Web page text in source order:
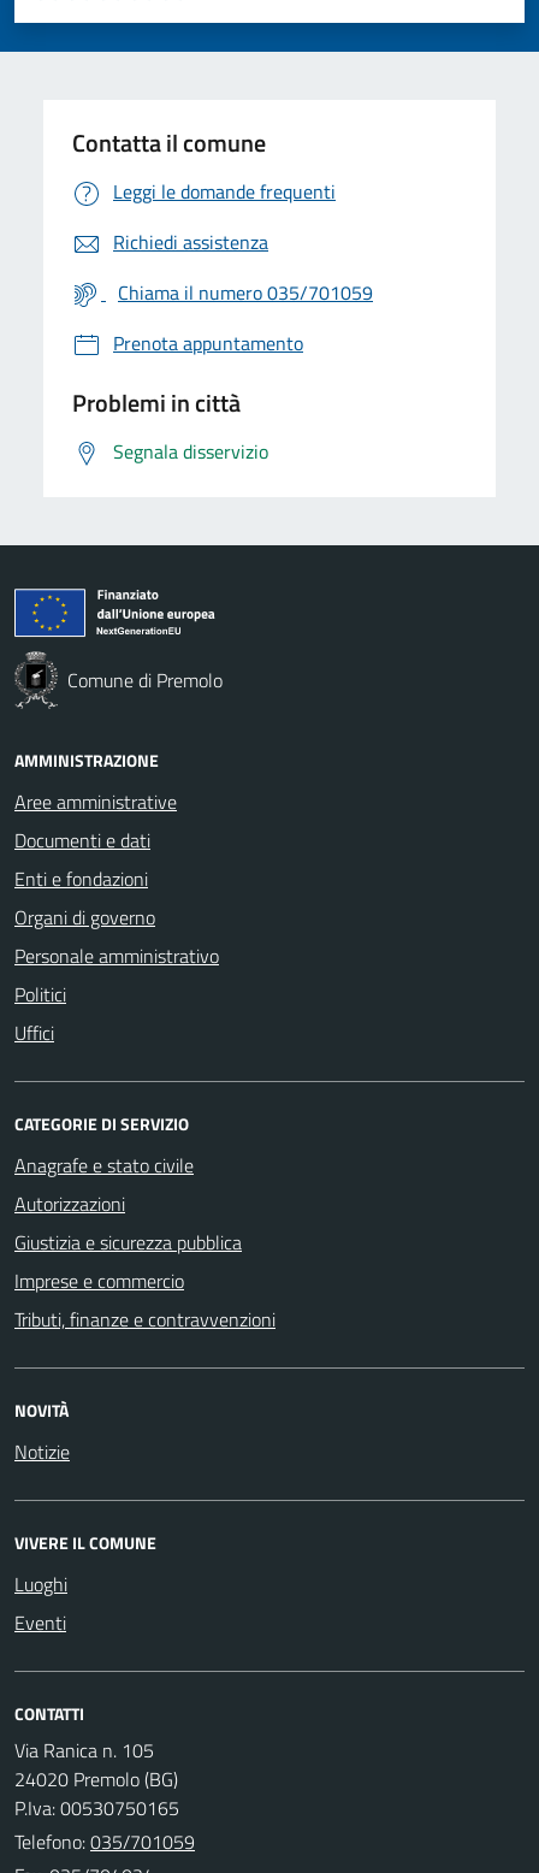
Valuta 5 stelle su 5
Valuta 4 stelle su 5
Valuta 3 stelle su 5
Valuta 2 stelle su 5
Valuta 1 stelle su 5
Contatta il comune
Leggi le domande frequenti
Richiedi assistenza
Chiama il numero 035/701059
Prenota appuntamento
Problemi in città
Segnala disservizio
Comune di Premolo
AMMINISTRAZIONE
Aree amministrative
Documenti e dati
Enti e fondazioni
Organi di governo
Personale amministrativo
Politici
Uffici
CATEGORIE DI SERVIZIO
Anagrafe e stato civile
Autorizzazioni
Giustizia e sicurezza pubblica
Imprese e commercio
Tributi, finanze e contravvenzioni
NOVITÀ
Notizie
VIVERE IL COMUNE
Luoghi
Eventi
CONTATTI
Via Ranica n. 105
24020 Premolo (BG)
P.Iva: 00530750165
Telefono:035/701059